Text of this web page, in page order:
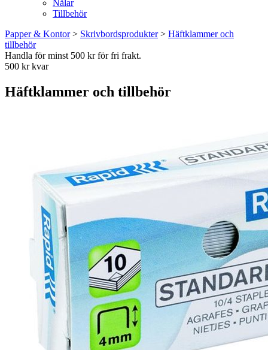
Nålar
Tillbehör
Papper & Kontor> Skrivbordsprodukter> Häftklammer och
tillbehör
Handla för minst 500 kr för fri frakt.
500 kr kvar
Häftklammer och tillbehör